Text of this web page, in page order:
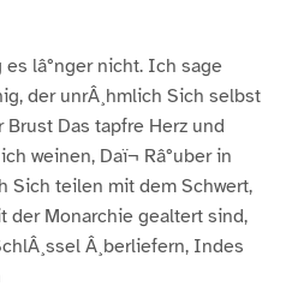
lâ°nger nicht. Ich sage
der unrÂ¸hmlich Sich selbst
Brust Das tapfre Herz und
weinen, Daï¬ Râ°uber in
Sich teilen mit dem Schwert,
der Monarchie gealtert sind,
Â¸berliefern, Indes